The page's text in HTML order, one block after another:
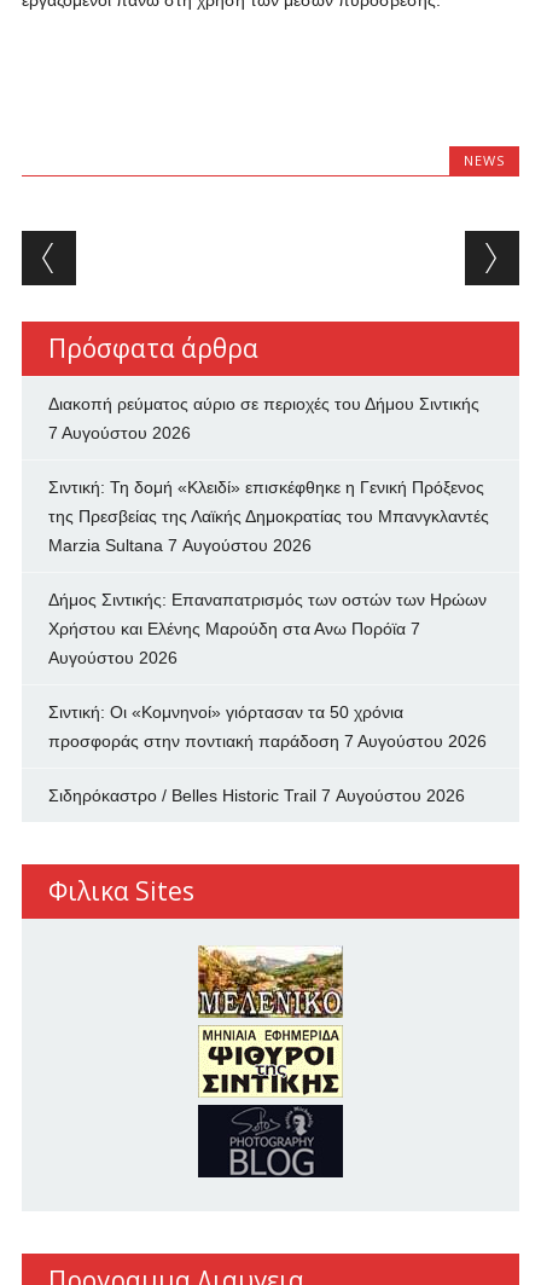
NEWS
Post navigation
Πρόσφατα άρθρα
Διακοπή ρεύματος αύριο σε περιοχές του Δήμου Σιντικής
7 Αυγούστου 2026
Σιντική: Τη δομή «Κλειδί» επισκέφθηκε η Γενική Πρόξενος
της Πρεσβείας της Λαϊκής Δημοκρατίας του Μπανγκλαντές
Marzia Sultana 7 Αυγούστου 2026
Δήμος Σιντικής: Επαναπατρισμός των oστών των Ηρώων
Χρήστου και Ελένης Μαρούδη στα Ανω Πορόϊα 7
Αυγούστου 2026
Σιντική: Οι «Κομνηνοί» γιόρτασαν τα 50 χρόνια
προσφοράς στην ποντιακή παράδοση 7 Αυγούστου 2026
Σιδηρόκαστρο / Belles Historic Trail 7 Αυγούστου 2026
Φιλικα Sites